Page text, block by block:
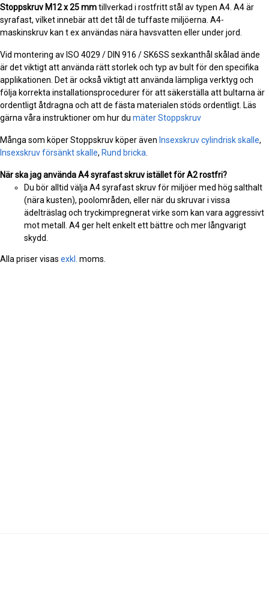
Stoppskruv M12 x 25 mmtillverkad i rostfritt stål av typen A4. A4 är
syrafast, vilket innebär att det tål de tuffaste miljöerna. A4-
maskinskruv kan t ex användas nära havsvatten eller under jord.
Vid montering av ISO 4029 / DIN 916 / SK6SS sexkanthål skålad ände
är det viktigt att använda rätt storlek och typ av bult för den specifika
applikationen. Det är också viktigt att använda lämpliga verktyg och
följa korrekta installationsprocedurer för att säkerställa att bultarna är
ordentligt åtdragna och att de fästa materialen stöds ordentligt. Läs
gärna våra instruktioner om hur du mäter Stoppskruv
Många som köper Stoppskruv köper även Insexskruv cylindrisk skalle,
Insexskruv försänkt skalle, Rund bricka
När ska jag använda A4 syrafast skruv istället för A2 rostfri?
Du bör alltid välja A4 syrafast skruv för miljöer med hög salthalt
(nära kusten), poolområden, eller när du skruvar i vissa
ädelträslag och tryckimpregnerat virke som kan vara aggressivt
mot metall. A4 ger helt enkelt ett bättre och mer långvarigt
skydd.
Alla priser visas exkl. moms.